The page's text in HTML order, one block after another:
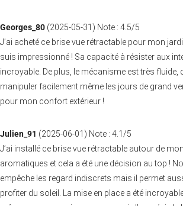
Georges_80 (2025-05-31 ) Note : 4.5/5
J’ai acheté ce brise vue rétractable pour mon
suis impressionné ! Sa capacité à résister aux
incroyable. De plus, le mécanisme est très fluide,
manipuler facilement même les jours de grand
pour mon confort extérieur !
Julien_91 (2025-06-01 ) Note : 4.1 /5
J’ai installé ce brise vue rétractable autour de
aromatiques et cela a été une décision au top !
empêche les regard indiscrets mais il permet
profiter du soleil. La mise en place a été